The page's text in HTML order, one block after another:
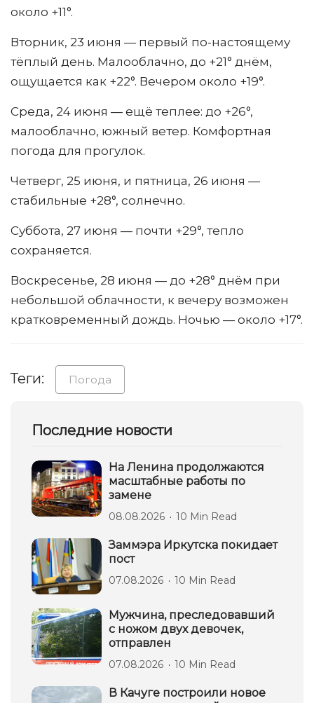
около +11°.
Вторник, 23 июня — первый по-настоящему
тёплый день. Малооблачно, до +21° днём,
ощущается как +22°. Вечером около +19°.
Среда, 24 июня — ещё теплее: до +26°,
малооблачно, южный ветер. Комфортная
погода для прогулок.
Четверг, 25 июня, и пятница, 26 июня —
стабильные +28°, солнечно.
Суббота, 27 июня — почти +29°, тепло
сохраняется.
Воскресенье, 28 июня — до +28° днём при
небольшой облачности, к вечеру возможен
кратковременный дождь. Ночью — около +17°.
Теги: Погода
Последние новости
На Ленина продолжаются
масштабные работы по
замене
08.08.2026 10 Min Read
Заммэра Иркутска покидает
пост
07.08.2026 10 Min Read
Мужчина, преследовавший
с ножом двух девочек,
отправлен
07.08.2026 10 Min Read
В Качуге построили новое